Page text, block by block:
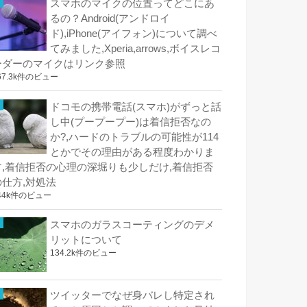
スマホのマイクの位置ってどこにあ
るの？Android(アンドロイ
ド),iPhone(アイフォン)について調べ
てみました,Xperia,arrows,ボイスレコ
ダーのマイクはリンク参照
件のビュー
ドコモの携帯電話(スマホ)がずっと話
し中(プープープー)は着信拒否なの
か?,ハードのトラブルの可能性が114
とかでその理由がある程度わかりま
,着信拒否の心理の深堀りも少しだけ,着信拒否
仕方,対処法
件のビュー
スマホのガラスコーティングのデメ
リットについて
134.2k件のビュー
ツイッターでなぜ身バレし特定され